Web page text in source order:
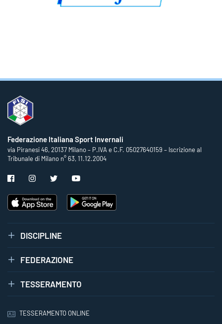
Federazione Italiana Sport Invernali
via Piranesi 46, 20137 Milano – P.IVA e C.F. 05027640159 – Iscrizione al
Tribunale di Milano n° 63, 11.12.2004
DISCIPLINE
FEDERAZIONE
TESSERAMENTO
TESSERAMENTO ONLINE